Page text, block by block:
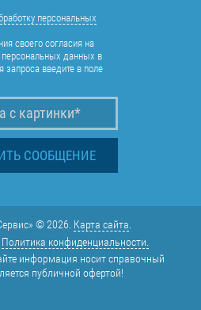
персональных
своего согласия на
персональных данных в
запроса введите в поле
© 2026. Карта сайта.
Политика конфиденциальности.
информация носит справочный
публичной офертой!